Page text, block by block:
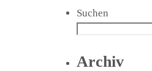
Suchen
Archiv